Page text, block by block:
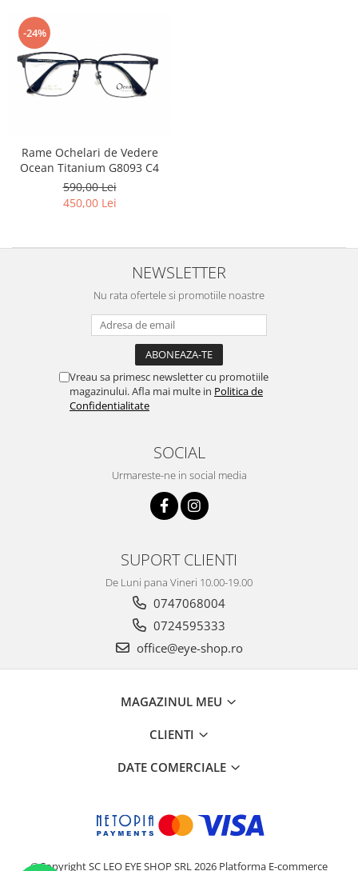
Miraflex
Mondoo
Montblanc
Moonlight
Point
Swarovski
-24%
Rame Ochelari de Vedere
Ocean Titanium G8093 C4
590,00 Lei
450,00 Lei
NEWSLETTER
Nu rata ofertele si promotiile noastre
Vreau sa primesc newsletter cu promotiile
magazinului. Afla mai multe in Politica de
Confidentialitate
SOCIAL
Urmareste-ne in social media
SUPORT CLIENTI
De Luni pana Vineri 10.00-19.00
0747068004
0724595333
office@eye-shop.ro
MAGAZINUL MEU
CLIENTI
DATE COMERCIALE
©Copyright SC LEO EYE SHOP SRL 2026 Platforma E-commerce